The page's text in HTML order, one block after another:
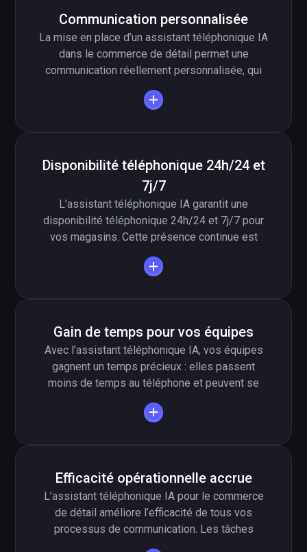
Communication personnalisée
La mise en place d’un assistant téléphonique IA
dans le commerce de détail permet une
communication réellement personnalisée, qui
s’adapte aux besoins de chaque client.
L’assistant est capable de recommander les
crée une relation plus chaleureuse, renforce la
fidélité à votre enseigne et améliore
l’expérience d’achat globale.
Disponibilité téléphonique 24h/24 et
7j/7
L’assistant téléphonique IA garantit une
disponibilité téléphonique 24h/24 et 7j/7 pour
vos magasins. Cette présence continue est
essentielle pour les commerces physiques, afin
de rester joignables après la fermeture, le
appel et chaque demande sont traités sans
délai.
Gain de temps pour vos équipes
Avec l’assistant téléphonique IA, vos équipes
gagnent un temps précieux : elles passent
moins de temps au téléphone et peuvent se
concentrer sur les clients présents en magasin.
L’assistant téléphonique intelligent de fonio
téléphone et plus de conseils en rayon.
Efficacité opérationnelle accrue
L’assistant téléphonique IA pour le commerce
de détail améliore l’efficacité de tous vos
processus de communication. Les tâches